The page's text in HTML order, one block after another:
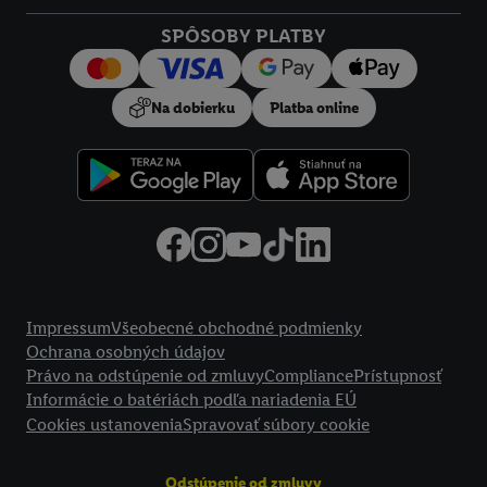
SPÔSOBY PLATBY
Na dobierku Platba online
ImpressumVšeobecné obchodné podmienky
Ochrana osobných údajov
Právo na odstúpenie od zmluvyCompliancePrístupnosť
Informácie o batériách podľa nariadenia EÚ
Cookies ustanoveniaSpravovať súbory cookie